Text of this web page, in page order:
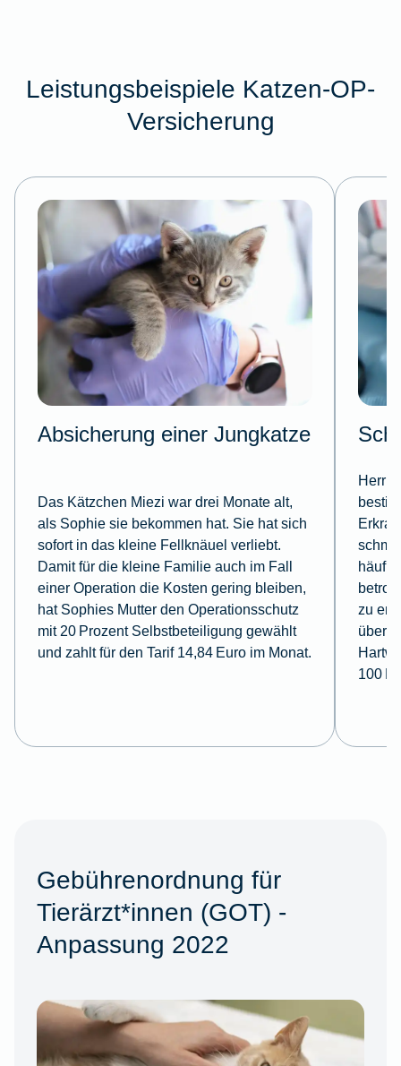
Leistungsbeispiele Katzen-OP-
Versicherung
Absicherung einer Jungkatze
Das Kätzchen Miezi war drei Monate alt,
als Sophie sie bekommen hat. Sie hat sich
sofort in das kleine Fellknäuel verliebt.
Damit für die kleine Familie auch im Fall
einer Operation die Kosten gering bleiben,
hat Sophies Mutter den Operationsschutz
mit 20 Prozent Selbstbeteiligung gewählt
und zahlt für den Tarif 14,84 Euro im Monat.
Herr
zu
100
Gebührenordnung für
Tierärzt*innen (GOT) -
Anpassung 2022